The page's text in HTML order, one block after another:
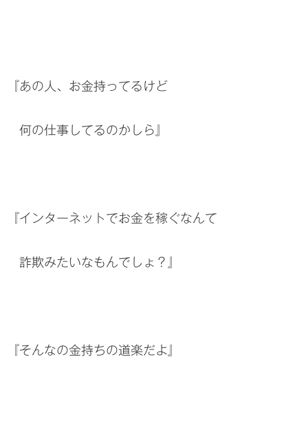
『あの人、お金持ってるけど
何の仕事してるのかしら』
『インターネットでお金を稼ぐなんて
詐欺みたいなもんでしょ？』
『そんなの金持ちの道楽だよ』